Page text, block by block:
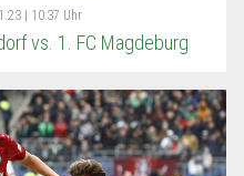
| 10:37 Uhr
vs. 1. FC Magdeburg